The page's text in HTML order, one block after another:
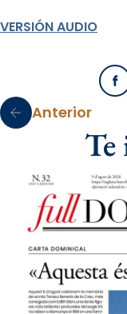
VERSIÓN AUDIO
Anterior